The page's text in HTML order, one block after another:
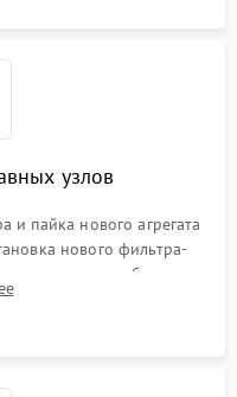
узлов
и пайка нового агрегата
нового фильтра-
обдува,
дверных петель.